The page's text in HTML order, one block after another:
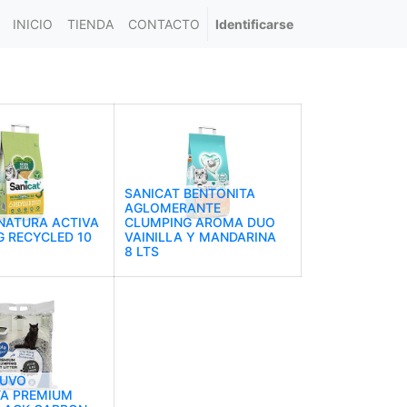
INICIO TIENDA CONTACTO Identificarse
ACTIVA
RECYCLED 10
SANICAT BENTONITA
AGLOMERANTE
CLUMPING AROMA DUO
VAINILLA Y MANDARINA
8 LTS
PREMIUM